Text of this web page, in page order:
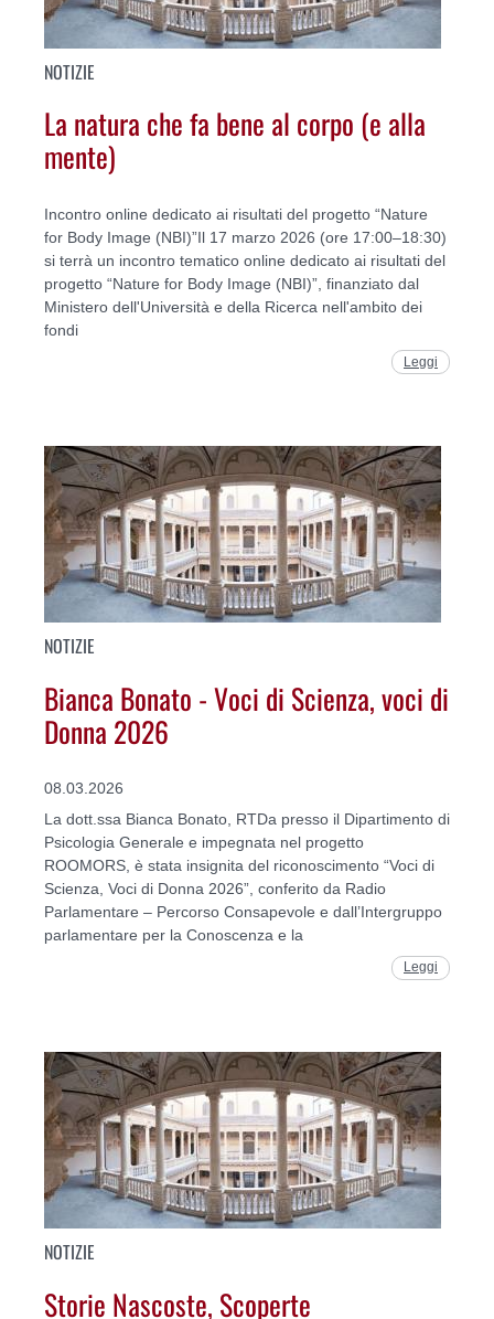
NOTIZIE
La natura che fa bene al corpo (e alla
mente)
Incontro online dedicato ai risultati del progetto “Nature
for Body Image (NBI)”Il 17 marzo 2026 (ore 17:00–18:30)
si terrà un incontro tematico online dedicato ai risultati del
progetto “Nature for Body Image (NBI)”, finanziato dal
Ministero dell'Università e della Ricerca nell'ambito dei
fondi
Leggi
NOTIZIE
Bianca Bonato - Voci di Scienza, voci di
Donna 2026
08.03.2026
La dott.ssa Bianca Bonato, RTDa presso il Dipartimento di
Psicologia Generale e impegnata nel progetto
ROOMORS, è stata insignita del riconoscimento “Voci di
Scienza, Voci di Donna 2026”, conferito da Radio
Parlamentare – Percorso Consapevole e dall’Intergruppo
parlamentare per la Conoscenza e la
Leggi
NOTIZIE
Storie Nascoste, Scoperte